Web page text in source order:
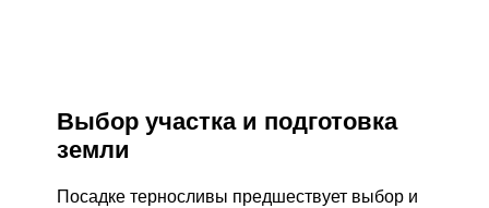
Выбор участка и подготовка
земли
Посадке терносливы предшествует выбор и